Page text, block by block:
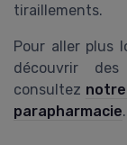
tiraillements.
Pour aller plus
découvrir
consultez
parapharmacie.